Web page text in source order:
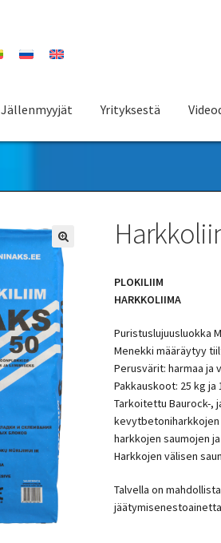
Jällenmyyjät Yrityksestä
PLOKILIIM
HARKKOLIIMA
Puristuslujuusluokka
Menekki määräytyy
Perusvärit: harmaa ja
Pakkauskoot: 25 kg ja
Tarkoitettu Baurock-,
kevytbetoniharkkojen
harkkojen saumojen
Harkkojen välisen
Talvella on
jäätymisenestoainetta